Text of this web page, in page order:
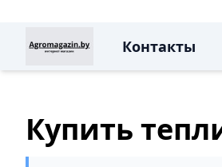
Контакты
Купить